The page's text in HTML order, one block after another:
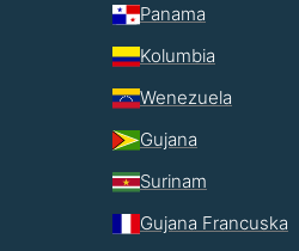
Panama
Kolumbia
Wenezuela
Gujana
Surinam
Gujana Francuska